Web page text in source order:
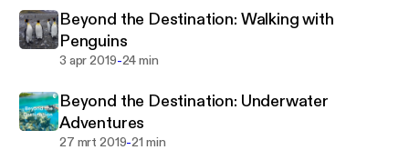
Beyond the Destination: Walking with
Penguins
3 apr 2019-24 min
Beyond the Destination: Underwater
Adventures
27 mrt 2019-21 min